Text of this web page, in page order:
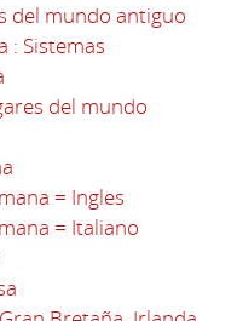
del mundo antiguo
: Sistemas
del mundo
= Ingles
= Italiano